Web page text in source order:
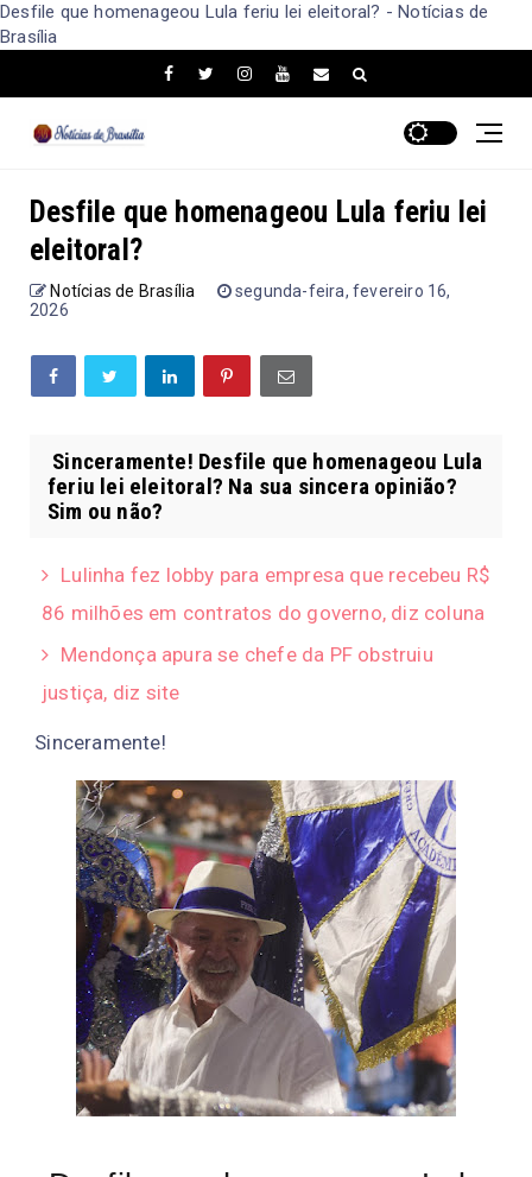
Desfile que homenageou Lula feriu lei eleitoral? - Notícias de
Brasília
Desfile que homenageou Lula feriu lei
eleitoral?
Notícias de Brasília
segunda-feira, fevereiro 16,
2026
Sinceramente! Desfile que homenageou Lula
feriu lei eleitoral? Na sua sincera opinião?
Sim ou não?
Lulinha fez lobby para empresa que recebeu R$
86 milhões em contratos do governo, diz coluna
Mendonça apura se chefe da PF obstruiu
justiça, diz site
Sinceramente!